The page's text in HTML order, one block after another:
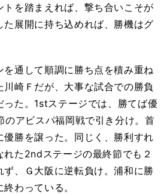
トを踏まえれば、撃ち合いこそが
展開に持ち込めれば、勝機はグ
通して順調に勝ち点を積み重ね
崎Ｆだが、大事な試合での勝負
った。1stステージでは、勝てば優
のアビスパ福岡戦で引き分け。首
勝を譲った。同じく、勝利すれ
れた2ndステージの最終節でも２
ず、Ｇ大阪に逆転負け。浦和に勝
わっている。